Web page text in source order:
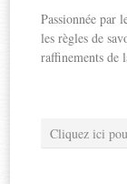
Passionnée par
les règles de
raffinements de
Cliquez ici